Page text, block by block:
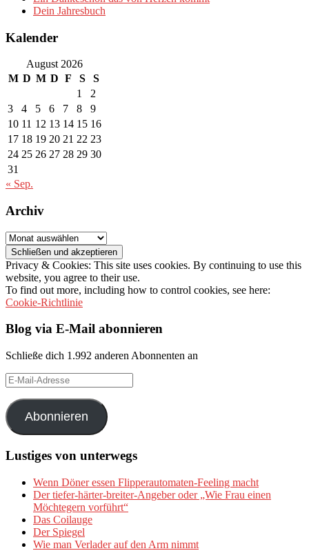
Dein Jahresbuch
Kalender
August 2026
M D M D F S
S
1
2
3
4 5 6 7 8
9
10 11 12 13 14 15 16
17 18 19 20 21 22 23
24 25 26 27 28 29 30
31
« Sep.
Archiv
Archiv
Privacy & Cookies: This site uses cookies. By continuing to use this
website, you agree to their use.
To find out more, including how to control cookies, see here:
Cookie-Richtlinie
Blog via E-Mail abonnieren
Schließe dich 1.992 anderen Abonnenten an
E-
Mail-
Adresse
Abonnieren
Lustiges von unterwegs
Wenn Döner essen Flipperautomaten-Feeling macht
Der tiefer-härter-breiter-Angeber oder „Wie Frau einen
Möchtegern vorführt“
Das Coilauge
Der Spiegel
Wie man Verlader auf den Arm nimmt